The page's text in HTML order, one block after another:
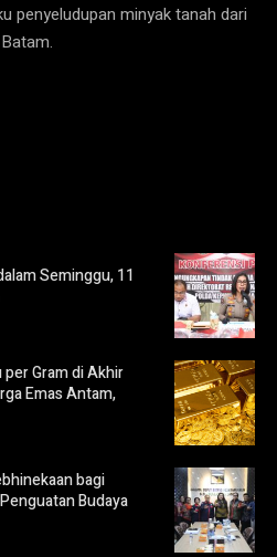
penyeludupan minyak tanah dari
Seminggu, 11
per Gram di Akhir
Emas Antam,
bagi
Budaya